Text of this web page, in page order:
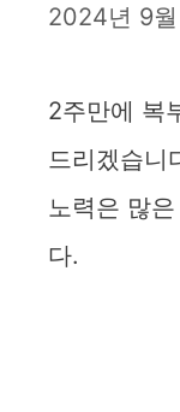
2024년 9
2주만에 복
드리겠습니
노력은 많
다.